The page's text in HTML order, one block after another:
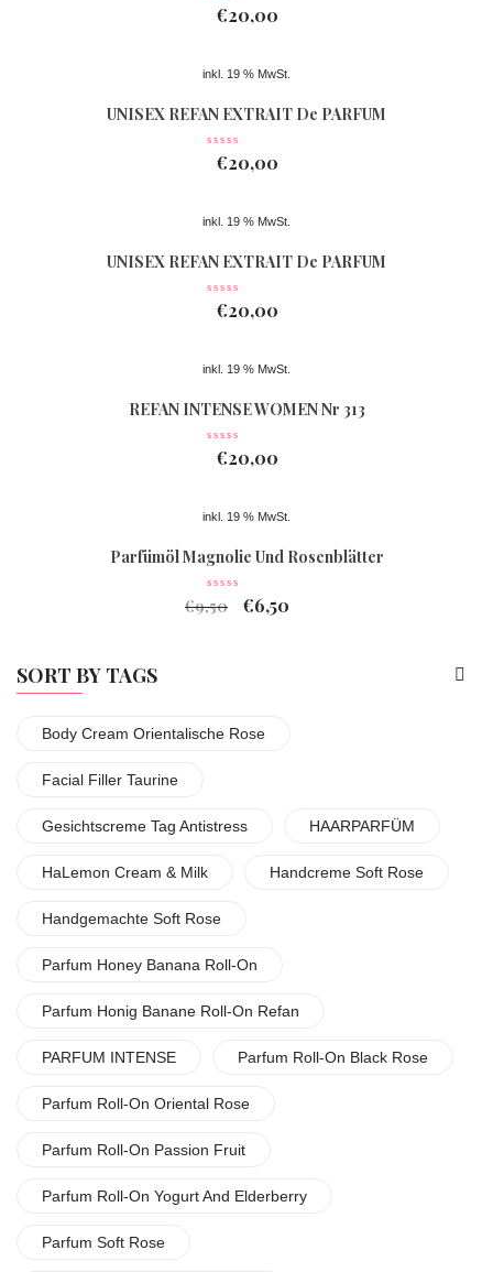
€20,00
inkl. 19 % MwSt.
UNISEX REFAN EXTRAIT De PARFUM
Nr 074
€20,00
inkl. 19 % MwSt.
UNISEX REFAN EXTRAIT De PARFUM
Nr 363
€20,00
inkl. 19 % MwSt.
REFAN INTENSE WOMEN Nr 313
€20,00
inkl. 19 % MwSt.
Parfümöl Magnolie Und Rosenblätter
€9,50 €6,50
SORT BY TAGS
Body Cream Orientalische Rose
Facial Filler Taurine
Gesichtscreme Tag Antistress HAARPARFÜM
HaLemon Cream & Milk Handcreme Soft Rose
Handgemachte Soft Rose
Parfum Honey Banana Roll-On
Parfum Honig Banane Roll-On Refan
PARFUM INTENSE Parfum Roll-On Black Rose
Parfum Roll-On Oriental Rose
Parfum Roll-On Passion Fruit
Parfum Roll-On Yogurt And Elderberry
Parfum Soft Rose